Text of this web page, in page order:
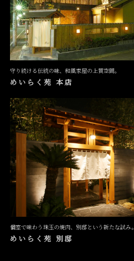
守り続ける伝統の味、和風家屋の上質空間。
めいらく苑 本店
個室で味わう珠玉の焼肉、別邸という新たな試み。
めいらく苑 別邸